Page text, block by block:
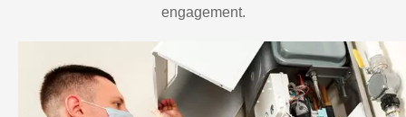
engagement.